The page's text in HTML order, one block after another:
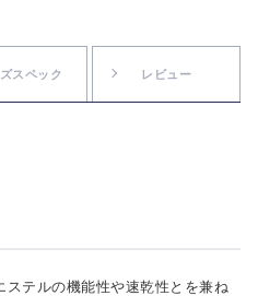
スペック レビュー
テルの機能性や速乾性とを兼ね